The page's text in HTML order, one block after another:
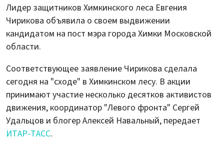
Лидер защитников Химкинского леса Евгения
Чирикова объявила о своем выдвижении
кандидатом на пост мэра города Химки Московской
области.
Соответствующее заявление Чирикова сделала
сегодня на "сходе" в Химкинском лесу. В акции
принимают участие несколько десятков активистов
движения, координатор "Левого фронта" Сергей
Удальцов и блогер Алексей Навальный, передает
ИТАР-ТАСС.